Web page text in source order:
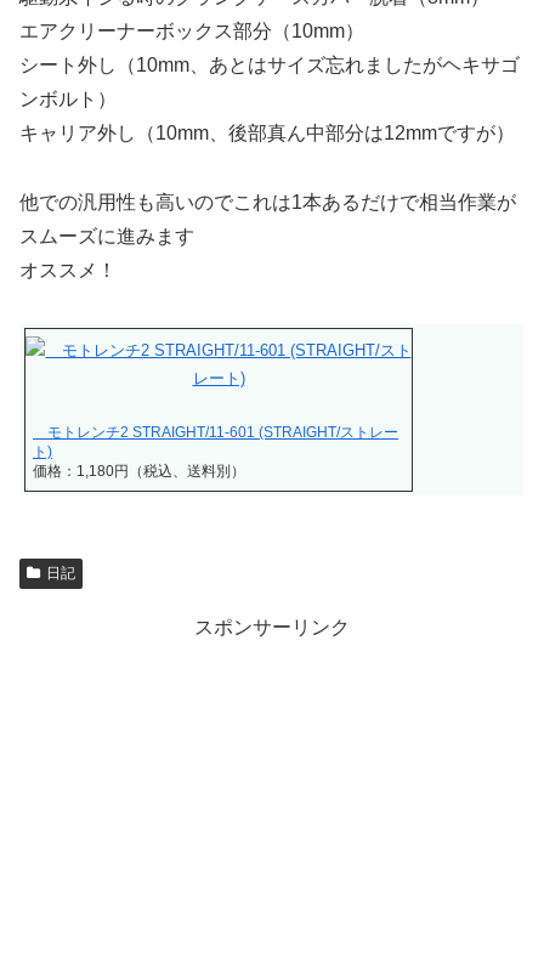
エアクリーナーボックス部分（10mm）
シート外し（10mm、あとはサイズ忘れましたがヘキサゴ
ンボルト）
キャリア外し（10mm、後部真ん中部分は12mmですが）
他での汎用性も高いのでこれは1本あるだけで相当作業が
スムーズに進みます
オススメ！
モトレンチ2 STRAIGHT/11-601 (STRAIGHT/ストレー
ト)
価格：1,180円（税込、送料別）
日記
スポンサーリンク